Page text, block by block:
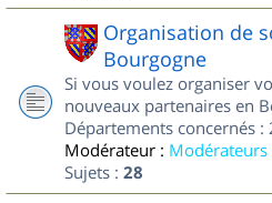
Organisation de
Bourgogne
Si vous voulez organiser
nouveaux partenaires en
Départements concernés :
Modérateur :
Sujets : 28